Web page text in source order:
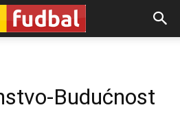
Budućnost